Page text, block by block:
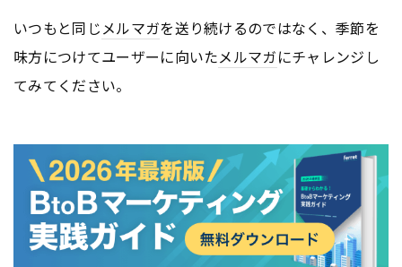
いつもと同じメルマガを送り続けるのではなく、季節を
味方につけてユーザーに向いたメルマガにチャレンジし
てみてください。